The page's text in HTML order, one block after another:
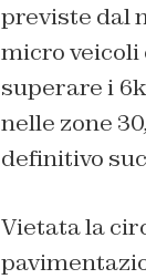
previste dal
micro veicoli
superare i
nelle zone
definitivo
Vietata la